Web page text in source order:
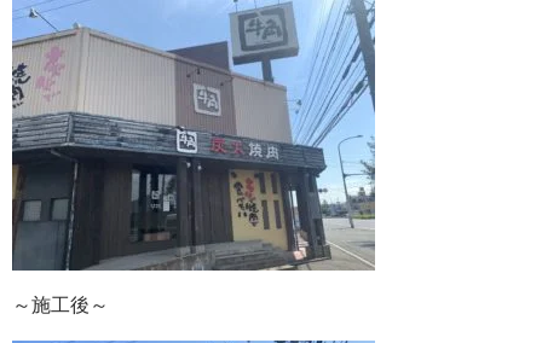
～施工後～